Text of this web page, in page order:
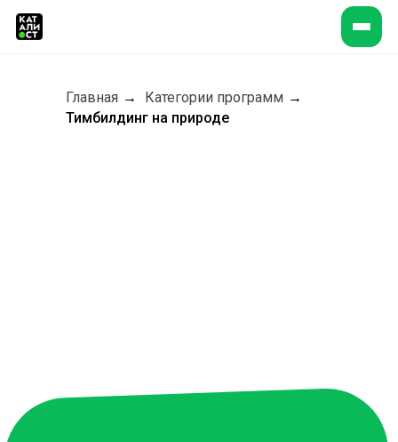
Главная → Категории программ →
Тимбилдинг на природе